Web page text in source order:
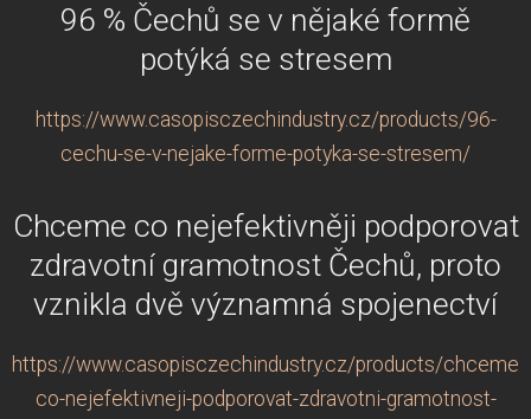
96 % Čechů se v nějaké formě
potýká se stresem
https://www.casopisczechindustry.cz/products/96-
cechu-se-v-nejake-forme-potyka-se-stresem/
Chceme co nejefektivněji podporovat
zdravotní gramotnost Čechů, proto
vznikla dvě významná spojenectví
https://www.casopisczechindustry.cz/products/chceme-
co-nejefektivneji-podporovat-zdravotni-gramotnost-